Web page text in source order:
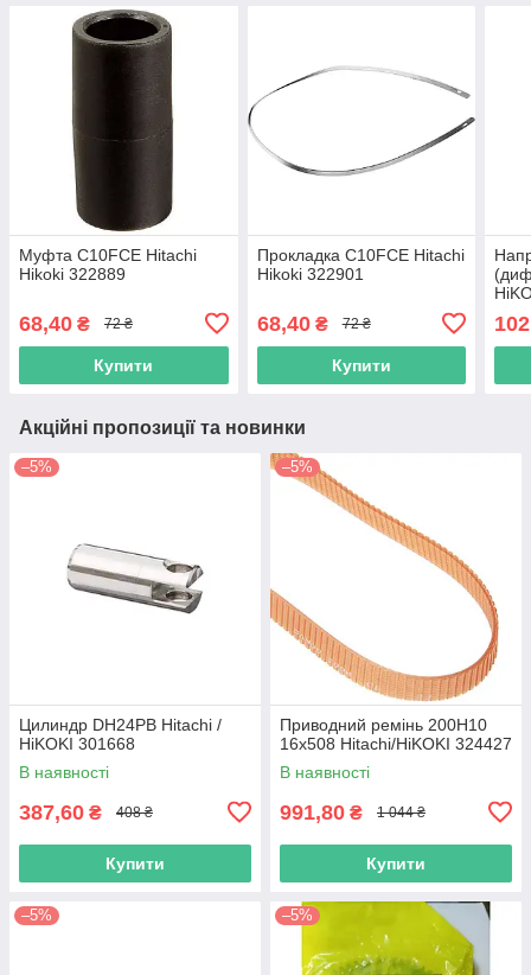
Муфта C10FCE Hitachi
Hikoki 322889
68,40 ₴ 72 ₴
Купити
Прокладка C10FCE Hitachi
Hikoki 322901
68,40₴ 72 ₴
Купити
Акційні пропозиції та новинки
–5%
Цилиндр DH24PB Hitachi /
HiKOKI 301668
В наявності
387,60 ₴ 408 ₴
Купити
–5%
Приводний ремінь 200Н10
16х508 Hitachi/HiKOKI 324427
В наявності
991,80 ₴ 1 044 ₴
Купити
–5% –5%